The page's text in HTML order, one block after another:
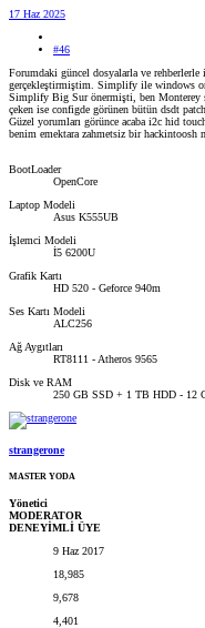
17 Haz 2025
#46
Forumdaki güncel dosyalarla ve
gerçekleştirmiştim. Simplify ile windows
Simplify Big Sur önermişti, ben Monterey
çeken ise configde görünen bütün dsdt
Güzel yorumları görünce acaba i2c hid
benim emektara zahmetsiz bir hackintoosh
BootLoader
OpenCore
Laptop Modeli
Asus K555UB
İşlemci Modeli
İ5 6200U
Grafik Kartı
HD 520 - Geforce 940m
Ses Kartı Modeli
ALC256
Ağ Aygıtları
RT8111 - Atheros 9565
Disk ve RAM
250 GB SSD + 1 TB HDD - 12
strangerone
MASTER YODA
Yönetici
MODERATOR
DENEYİMLİ ÜYE
9 Haz 2017
18,985
9,678
4,401